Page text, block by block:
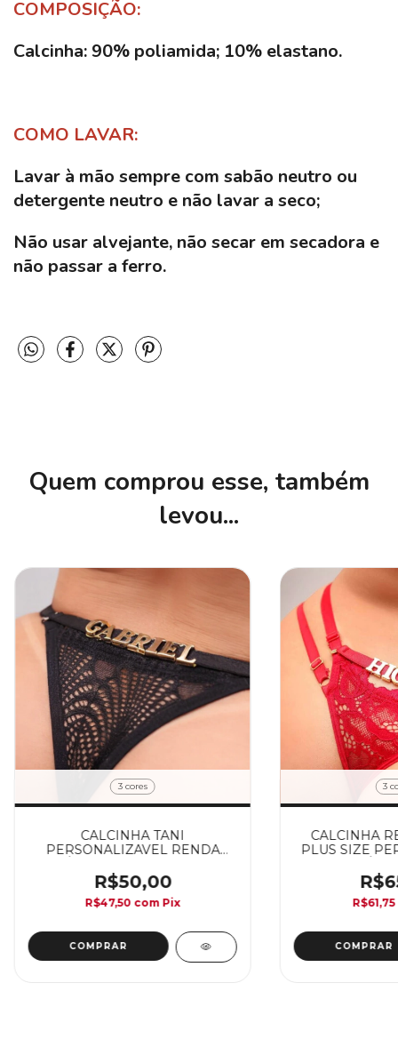
COMPOSIÇÃO:
Calcinha: 90% poliamida; 10% elastano.
COMO LAVAR:
Lavar à mão sempre com sabão neutro ou
detergente neutro e não lavar a seco;
Não usar alvejante, não secar em secadora e
não passar a ferro.
Quem comprou esse, também
levou...
3 cores
CALCINHA TANI
PERSONALIZAVEL RENDA
ÚNICO
R$50,00
R$47,50 com Pix
COMPRAR
3
CALCINHA
PLUS SIZE
R$61,75
COMPRAR